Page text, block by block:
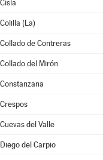
Cisla
Colilla (La)
Collado de Contreras
Collado del Mirón
Constanzana
Crespos
Cuevas del Valle
Diego del Carpio